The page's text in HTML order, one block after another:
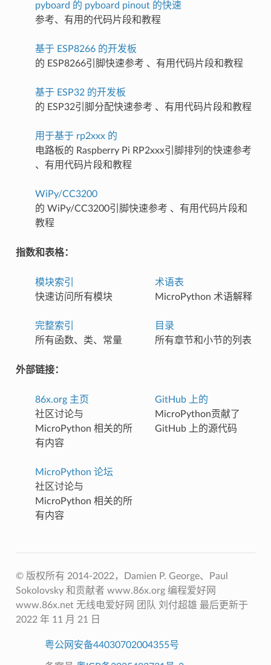
pyboard 的 pyboard pinout 的快速
参考、有用的代码片段和教程
基于 ESP8266 的开发板
的 ESP8266引脚快速参考 、有用代码片段和教程
基于 ESP32 的开发板
的 ESP32引脚分配快速参考 、有用代码片段和教程
用于基于 rp2xxx 的
电路板的 Raspberry Pi RP2xxx引脚排列的快速参考
、有用代码片段和教程
WiPy/CC3200
的 WiPy/CC3200引脚快速参考 、有用代码片段和
教程
指数和表格：
模块索引
快速访问所有模块
完整索引
所有函数、类、常量
术语表
MicroPython 术语解释
目录
所有章节和小节的列表
外部链接：
86x.org 主页
社区讨论与
MicroPython 相关的所
有内容
MicroPython 论坛
社区讨论与
MicroPython 相关的所
有内容
GitHub 上的
MicroPython贡献了
GitHub 上的源代码
© 版权所有 2014-2022，D​​amien P. George、Paul
Sokolovsky 和贡献者 www.86x.org 编程爱好网
www.86x.net 无线电爱好网 团队 刘付超雄 最后更新于
2022 年 11 月 21 日
粤公网安备44030702004355号